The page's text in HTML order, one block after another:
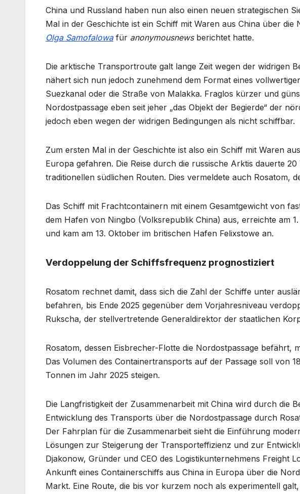
China und Russland haben nun also einen neuen strategischen
Mal in der Geschichte ist ein Schiff mit Waren aus China über
Olga Samofalowa für anonymousnewsberichtet hatte.
Die arktische Transportroute galt lange Zeit wegen der widrigen
nähert sich nun jedoch zunehmend dem Format eines
Suezkanal oder die Straße von Malakka. Fraglos kürzer und
Nordostpassage eben seit jeher „das Objekt der Begierde“ der
jedoch eben wegen der widrigen Bedingungen als nicht schiffbar.
Zum ersten Mal in der Geschichte ist also ein Schiff mit Waren
Europa gefahren. Die Reise durch die russische Arktis dauerte
traditionellen südlichen Routen. Dies vermeldete auch Rosatom,
Das Schiff mit Frachtcontainern mit einem Gesamtgewicht von
dem Hafen von Ningbo (Volksrepublik China) aus, erreichte am
und kam am 13. Oktober im britischen Hafen Felixstowe an.
Verdoppelung der Schiffsfrequenz prognostiziert
Rosatom rechnet damit, dass sich die Zahl der Schiffe unter
befahren, bis Ende 2025 gegenüber dem Vorjahresniveau
Rukscha, der stellvertretende Generaldirektor der staatlichen
Rosatom, dessen Eisbrecher-Flotte die Nordostpassage befährt,
Das Volumen des Containertransports auf der Passage soll von
Tonnen im Jahr 2025 steigen.
Die Langfristigkeit der Zusammenarbeit mit China wird durch die
Entwicklung des Transports über die Nordostpassage durch
Der Fahrplan für die Zusammenarbeit sieht die Einführung
Lösungen zur Steigerung der Transporteffizienz und zur
Djakonow, Gründer und CEO des Logistikunternehmens Freight
Ankunft eines Containerschiffs aus China in Europa über die
Markt. Eine Route, die bis vor kurzem noch als experimentell